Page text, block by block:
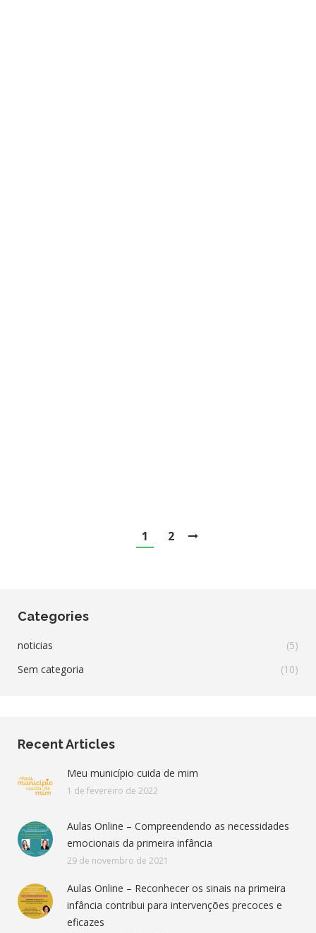
1 2
Categories
noticias
(5)
Sem categoria
(10)
Recent Articles
Meu município cuida de mim
1 de fevereiro de 2022
Aulas Online – Compreendendo as necessidades
emocionais da primeira infância
29 de novembro de 2021
Aulas Online – Reconhecer os sinais na primeira
infância contribui para intervenções precoces e
eficazes